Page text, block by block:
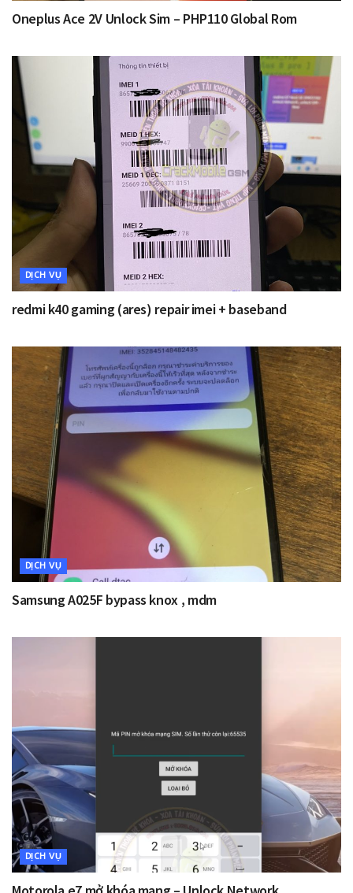
Oneplus Ace 2V Unlock Sim – PHP110 Global Rom
DỊCH VỤ
redmi k40 gaming (ares) repair imei + baseband
DỊCH VỤ
Samsung A025F bypass knox , mdm
DỊCH VỤ